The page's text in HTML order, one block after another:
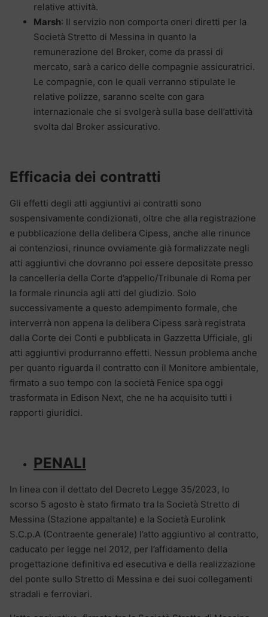
relative attività.
Marsh: Il servizio non comporta oneri diretti per la
Società Stretto di Messina in quanto la
remunerazione del Broker, come da prassi di
mercato, sarà a carico delle compagnie assicuratrici.
Le compagnie, con le quali verranno stipulate le
relative polizze, saranno scelte con gara
internazionale che si svolgerà sulla base dell’attività
svolta dal Broker assicurativo.
Efficacia dei contratti
Gli effetti degli atti aggiuntivi ai contratti sono
sospensivamente condizionati, oltre che alla registrazione
e pubblicazione della delibera Cipess, anche alle rinunce
ai contenziosi, rinunce ovviamente già formalizzate negli
atti aggiuntivi che dovranno poi essere depositate presso
la cancelleria della Corte d’appello/Tribunale di Roma per
la formale rinuncia agli atti del giudizio. Solo
successivamente a questo adempimento formale, che
interverrà non appena la delibera Cipess sarà registrata
dalla Corte dei Conti e pubblicata in Gazzetta Ufficiale, gli
atti aggiuntivi produrranno effetti. Nessun problema anche
per quanto riguarda il contratto con il Monitore ambientale,
firmato a suo tempo con la società Fenice spa oggi
trasformata in Edison Next, che ne ha acquisito tutti i
rapporti giuridici.
PENALI
In linea con il dettato del Decreto Legge 35/2023, lo
scorso 5 agosto è stato firmato tra la Società Stretto di
Messina (Stazione appaltante) e la Società Eurolink
S.C.p.A (Contraente generale) l’atto aggiuntivo al contratto,
caducato per legge nel 2012, per l’affidamento della
progettazione definitiva ed esecutiva e della realizzazione
del ponte sullo Stretto di Messina e dei suoi collegamenti
stradali e ferroviari.